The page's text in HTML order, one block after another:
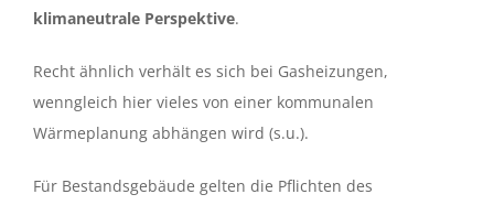
klimaneutrale Perspektive.
Recht ähnlich verhält es sich bei Gasheizungen,
wenngleich hier vieles von einer kommunalen
Wärmeplanung abhängen wird (s.u.).
Für Bestandsgebäude gelten die Pflichten des